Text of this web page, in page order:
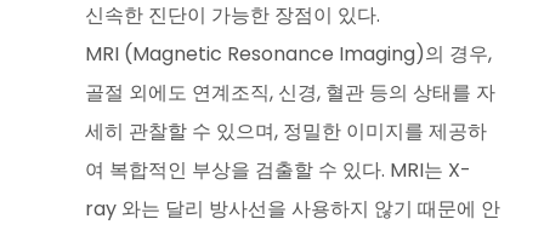
신속한 진단이 가능한 장점이 있다.
MRI (Magnetic Resonance Imaging)의 경우,
골절 외에도 연계조직, 신경, 혈관 등의 상태를 자
세히 관찰할 수 있으며, 정밀한 이미지를 제공하
여 복합적인 부상을 검출할 수 있다. MRI는 X-
ray 와는 달리 방사선을 사용하지 않기 때문에 안